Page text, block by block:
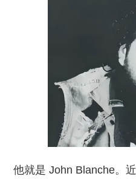
他就是 John Blanche。